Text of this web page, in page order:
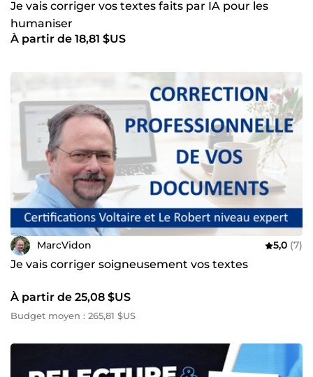
Je vais corriger vos textes faits par IA pour les
humaniser
À partir de 18,81 $US
MarcVidon 5,0 (7)
Je vais corriger soigneusement vos textes
À partir de 25,08 $US
Budget moyen : 265,81 $US